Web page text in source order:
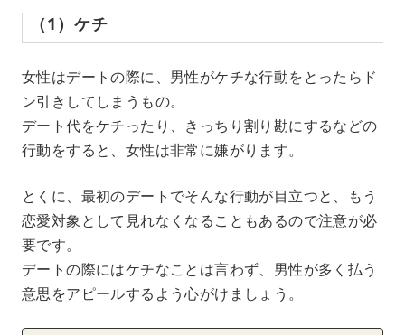
（1）ケチ
女性はデートの際に、男性がケチな行動をとったらド
ン引きしてしまうもの。
デート代をケチったり、きっちり割り勘にするなどの
行動をすると、女性は非常に嫌がります。
とくに、最初のデートでそんな行動が目立つと、もう
恋愛対象として見れなくなることもあるので注意が必
要です。
デートの際にはケチなことは言わず、男性が多く払う
意思をアピールするよう心がけましょう。